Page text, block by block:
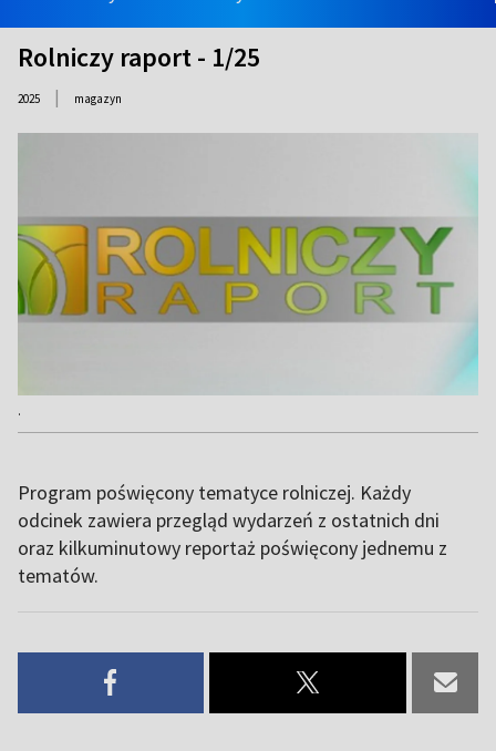
Rolniczy raport - 1/25
2025 | magazyn
.
Program poświęcony tematyce rolniczej. Każdy
odcinek zawiera przegląd wydarzeń z ostatnich dni
oraz kilkuminutowy reportaż poświęcony jednemu z
tematów.